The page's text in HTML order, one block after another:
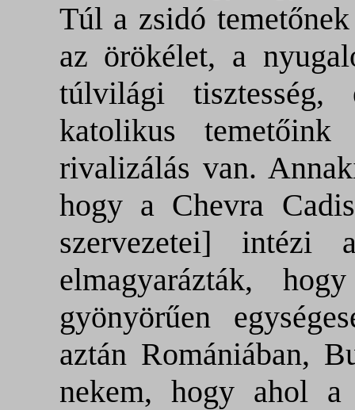
Túl a zsidó
az örökélet, a
túlvilági
katolikus temetőink
rivalizálás van.
hogy a Chevra
szervezetei] intézi
elmagyarázták,
gyönyörűen
aztán Romániában,
nekem, hogy ahol a